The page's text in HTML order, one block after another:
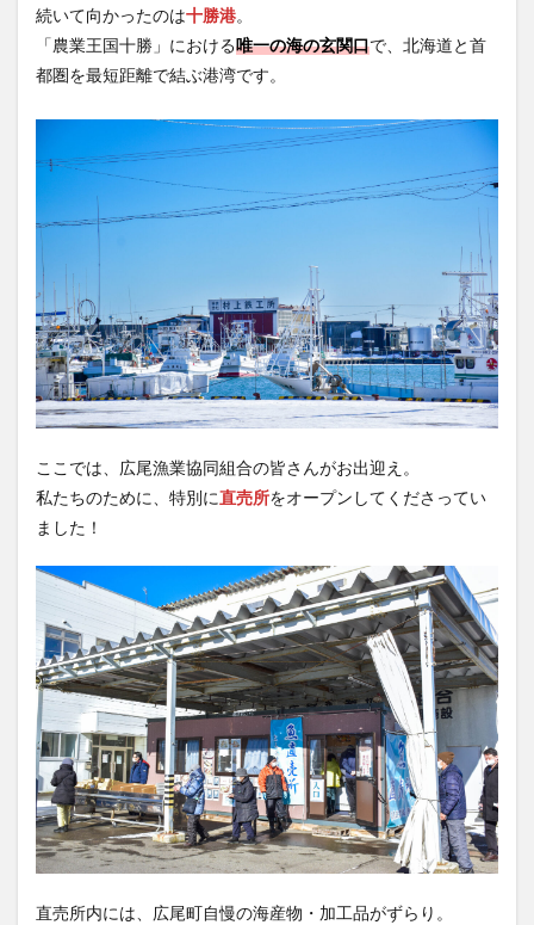
続いて向かったのは十勝港。
「農業王国十勝」における唯一の海の玄関口で、北海道と首
都圏を最短距離で結ぶ港湾です。
ここでは、広尾漁業協同組合の皆さんがお出迎え。
私たちのために、特別に直売所をオープンしてくださってい
ました！
直売所内には、広尾町自慢の海産物・加工品がずらり。